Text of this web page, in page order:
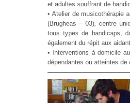
et adultes souffrant de
• Atelier de musicothérapie
(Brugheas – 03), centre
tous types de handicaps,
également du répit aux
• Interventions à domicile
dépendantes ou atteintes de